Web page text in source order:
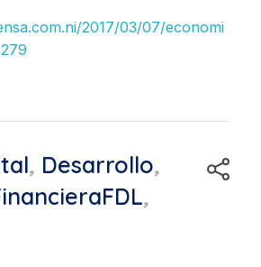
2017/03/07/economi
, Desarrollo,
,